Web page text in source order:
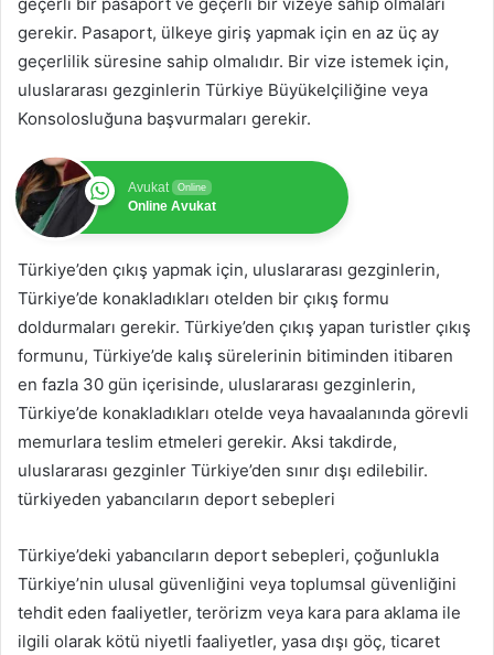
gerekir. Pasaport, ülkeye giriş yapmak için en az üç ay
geçerlilik süresine sahip olmalıdır. Bir vize istemek için,
uluslararası gezginlerin Türkiye Büyükelçiliğine veya
Konsolosluğuna başvurmaları gerekir.
Avukat Online
Online Avukat
Türkiye’den çıkış yapmak için, uluslararası gezginlerin,
Türkiye’de konakladıkları otelden bir çıkış formu
doldurmaları gerekir. Türkiye’den çıkış yapan turistler çıkış
formunu, Türkiye’de kalış sürelerinin bitiminden itibaren
en fazla 30 gün içerisinde, uluslararası gezginlerin,
Türkiye’de konakladıkları otelde veya havaalanında görevli
memurlara teslim etmeleri gerekir. Aksi takdirde,
uluslararası gezginler Türkiye’den sınır dışı edilebilir.
türkiyeden yabancıların deport sebepleri
Türkiye’deki yabancıların deport sebepleri, çoğunlukla
Türkiye’nin ulusal güvenliğini veya toplumsal güvenliğini
tehdit eden faaliyetler, terörizm veya kara para aklama ile
ilgili olarak kötü niyetli faaliyetler, yasa dışı göç, ticaret